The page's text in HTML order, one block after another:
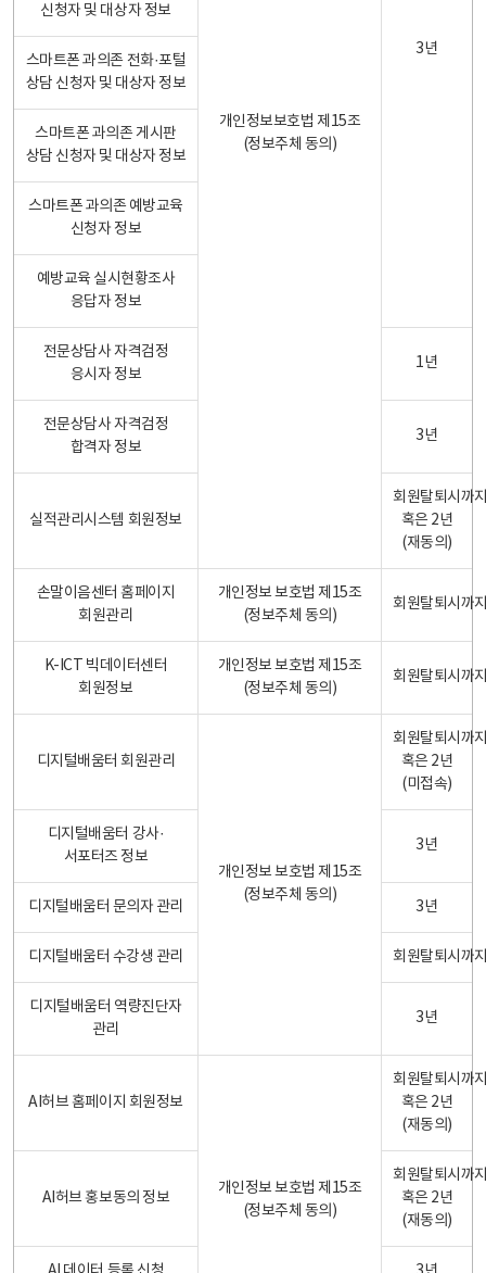
개인정보보호법 제15조
(정보주체 동의)
3년
신청자 및 대상자 정보
스마트폰 과의존 전화·포털
상담 신청자 및 대상자 정보
스마트폰 과의존 게시판
상담 신청자 및 대상자 정보
스마트폰 과의존 예방교육
신청자 정보
예방교육 실시현황조사
응답자 정보
전문상담사 자격검정
응시자 정보
1년
전문상담사 자격검정
합격자 정보
3년
실적관리시스템 회원정보
회원탈퇴시까
혹은 2년
(재동의)
손말이음센터 홈페이지
회원관리
개인정보 보호법 제15조
(정보주체 동의)
회원탈퇴시까
K-ICT 빅데이터센터
회원정보
개인정보 보호법 제15조
(정보주체 동의)
회원탈퇴시까
디지털배움터 회원관리
개인정보 보호법 제15조
(정보주체 동의)
회원탈퇴시까
혹은 2년
(미접속)
디지털배움터 강사·
서포터즈 정보
3년
디지털배움터 문의자 관리 3년
디지털배움터 수강생 관리 회원탈퇴시까
디지털배움터 역량진단자
관리
3년
AI허브 홈페이지 회원정보
개인정보 보호법 제15조
(정보주체 동의)
회원탈퇴시까
혹은 2년
(재동의)
AI허브 홍보동의 정보
회원탈퇴시까
혹은 2년
(재동의)